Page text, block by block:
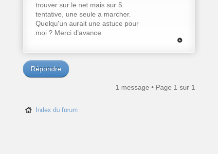
trouver sur le net mais sur 5
tentative, une seule a marcher.
Quelqu'un aurait une astuce pour
moi ? Merci d'avance
Répondre
1 message • Page 1 sur 1
Index du forum